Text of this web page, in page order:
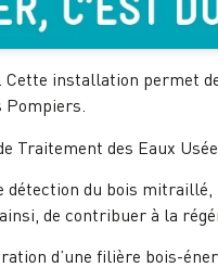
installation permet
Pompiers.
des Eaux
détection du bois
de contribuer à la
d’une filière bois-